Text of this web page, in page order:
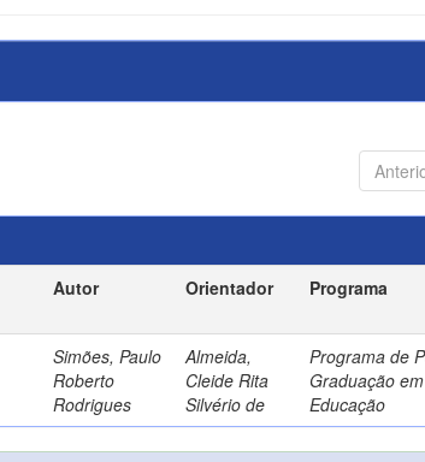
Autor Orientador Programa
Simões, Paulo
Roberto
Rodrigues
Almeida,
Cleide Rita
Silvério de
Programa de
Graduação em
Educação